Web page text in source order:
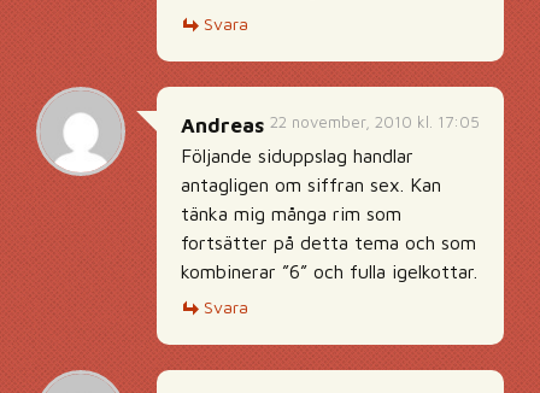
Svara
22 november, 2010 kl. 17:05
Andreas
Följande siduppslag handlar
antagligen om siffran sex. Kan
tänka mig många rim som
fortsätter på detta tema och som
kombinerar ”6” och fulla igelkottar.
Svara